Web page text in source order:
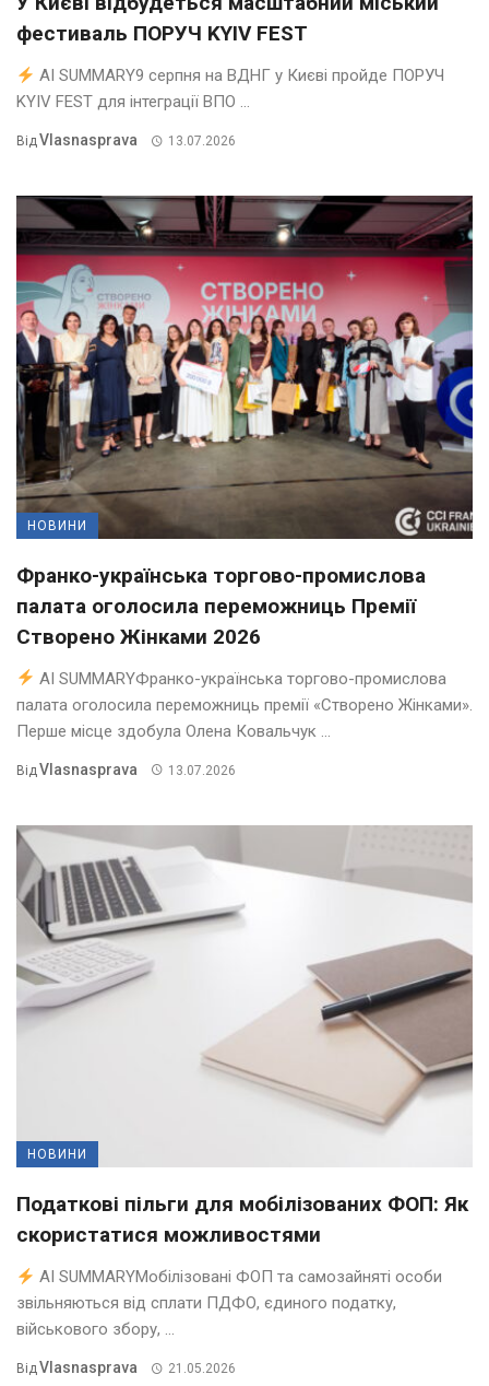
фестиваль ПОРУЧ KYIV FEST
AI SUMMARY9 серпня на ВДНГ у Києві пройде ПОРУЧ
KYIV FEST для інтеграції ВПО ...
ВідVlasnasprava 13.07.2026
НОВИНИ
Франко-українська торгово-промислова
палата оголосила переможниць Премії
Створено Жінками 2026
AI SUMMARYФранко-українська торгово-промислова
палата оголосила переможниць премії «Створено Жінками».
Перше місце здобула Олена Ковальчук ...
Від Vlasnasprava 13.07.2026
НОВИНИ
Податкові пільги для мобілізованих ФОП: Як
скористатися можливостями
AI SUMMARYМобілізовані ФОП та самозайняті особи
звільняються від сплати ПДФО, єдиного податку,
військового збору, ...
ВідVlasnasprava 21.05.2026